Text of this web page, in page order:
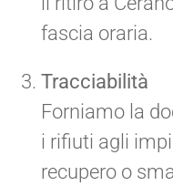
fascia oraria.
Tracciabilità
Forniamo la
i rifiuti agli
recupero o